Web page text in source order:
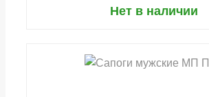
Нет в наличии